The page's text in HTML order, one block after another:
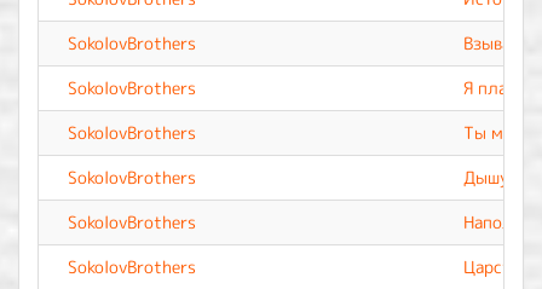
SokolovBrothers
Взываю к
SokolovBrothers
Я пламя
SokolovBrothers
Ты мой
SokolovBrothers
Дышу
SokolovBrothers
Наполни
SokolovBrothers
Царствуй